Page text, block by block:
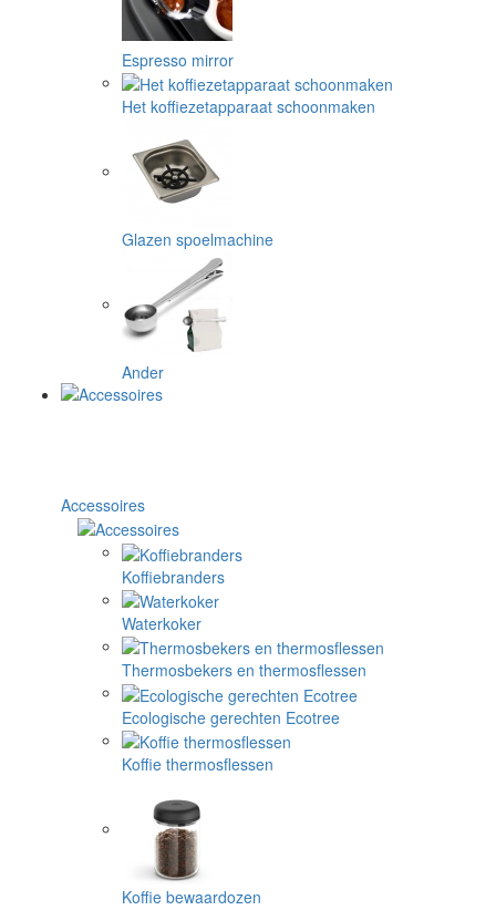
Espresso mirror
Het koffiezetapparaat schoonmaken
Glazen spoelmachine
Ander
Accessoires
Koffiebranders
Waterkoker
Thermosbekers en thermosflessen
Ecologische gerechten Ecotree
Koffie thermosflessen
Koffie bewaardozen